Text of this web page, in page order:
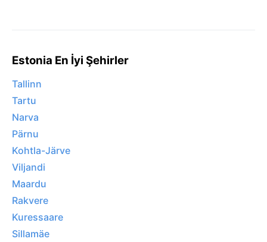
Estonia En İyi Şehirler
Tallinn
Tartu
Narva
Pärnu
Kohtla-Järve
Viljandi
Maardu
Rakvere
Kuressaare
Sillamäe